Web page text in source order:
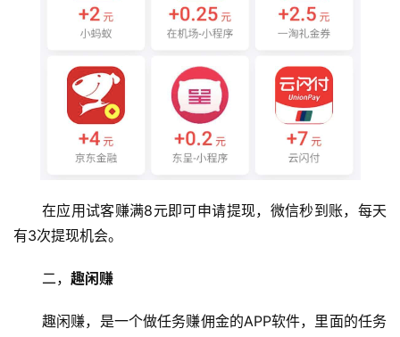
在应用试客赚满8元即可申请提现，微信秒到账，每天
有3次提现机会。
二， 趣闲赚
趣闲赚，是一个做任务赚佣金的APP软件，里面的任务